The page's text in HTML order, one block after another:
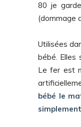
80 je
(dommage
Utilisées
bébé. Elles
Le fer est
bébé le